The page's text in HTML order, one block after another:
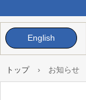
English
トップ › お知らせ